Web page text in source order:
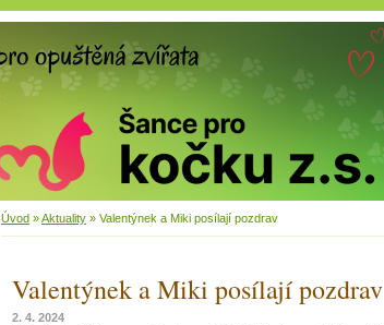
Úvod »Aktuality » Valentýnek a Miki posílají pozdrav
Valentýnek a Miki posílají pozdrav
2. 4. 2024